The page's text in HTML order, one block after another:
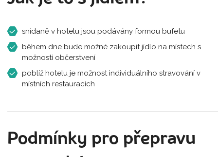
snídaně v hotelu jsou podávány formou bufetu
během dne bude možné zakoupit jídlo na místech s
možností občerstvení
poblíž hotelu je možnost individuálního stravování v
místních restauracích
Podmínky pro přepravu